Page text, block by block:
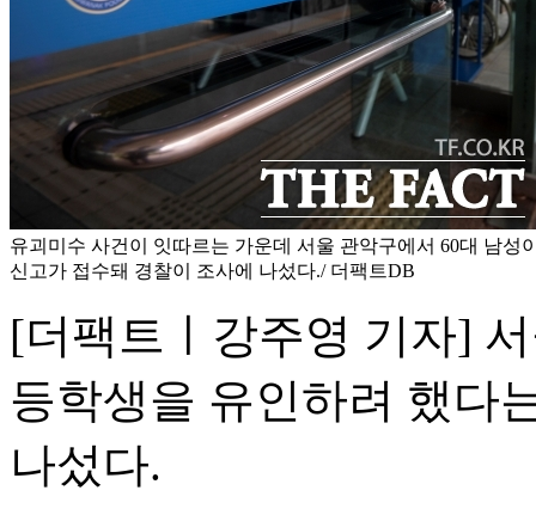
유괴미수 사건이 잇따르는 가운데 서울 관악구에서 60대 남성
신고가 접수돼 경찰이 조사에 나섰다./ 더팩트DB
[더팩트ㅣ강주영 기자]
등학생을 유인하려 했다
나섰다.